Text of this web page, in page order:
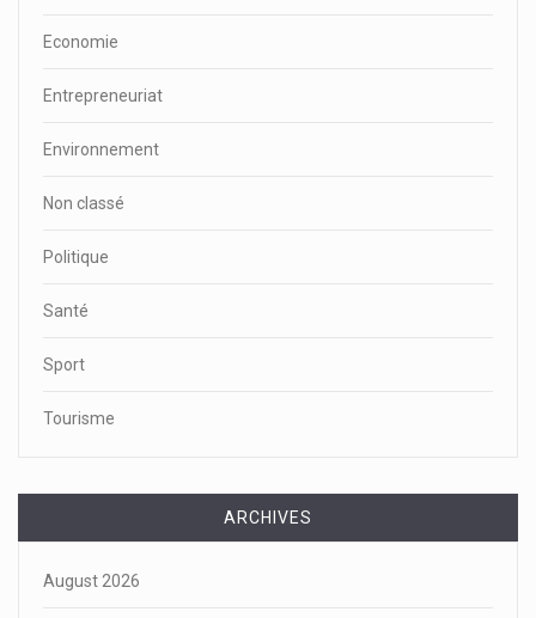
Economie
Entrepreneuriat
Environnement
Non classé
Politique
Santé
Sport
Tourisme
ARCHIVES
August 2026